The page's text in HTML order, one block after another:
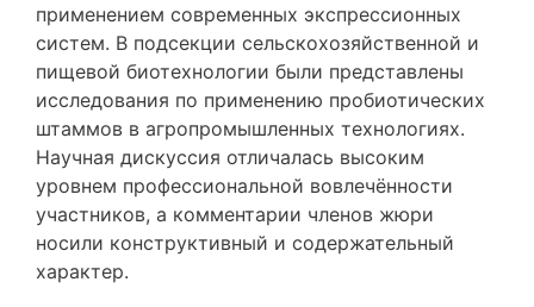
применением современных экспрессионных
систем. В подсекции сельскохозяйственной и
пищевой биотехнологии были представлены
исследования по применению пробиотических
штаммов в агропромышленных технологиях.
Научная дискуссия отличалась высоким
уровнем профессиональной вовлечённости
участников, а комментарии членов жюри
носили конструктивный и содержательный
характер.